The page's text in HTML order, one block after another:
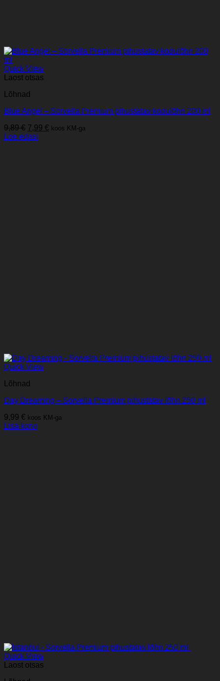
Quick View
Laost otsas
Lõhnad
Blue Angel – Sorvella Premium pihustatav kodulõhn 200 ml
9,89€ Algne
hind
7,99 € Praegune
koos KM-ga
Loe edasi
Quick View
Lõhnad
Day Dreaming – Sorvella Premium pihustatav lõhn 250 ml
9,99 € koos KM-ga
Lisa korvi
Quick View
Laost otsas